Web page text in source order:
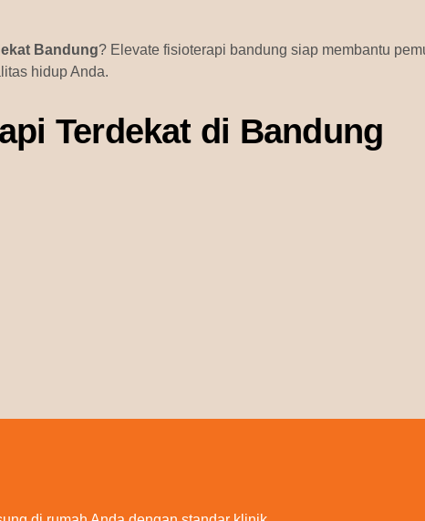
Bandung? Elevate fisioterapi bandung siap membantu
hidup Anda.
Terdekat di Bandung